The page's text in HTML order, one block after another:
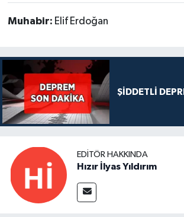
Muhabir: Elif Erdoğan
ŞİDDETLİ
EDITÖR HAKKINDA
Hızır İlyas Yıldırım